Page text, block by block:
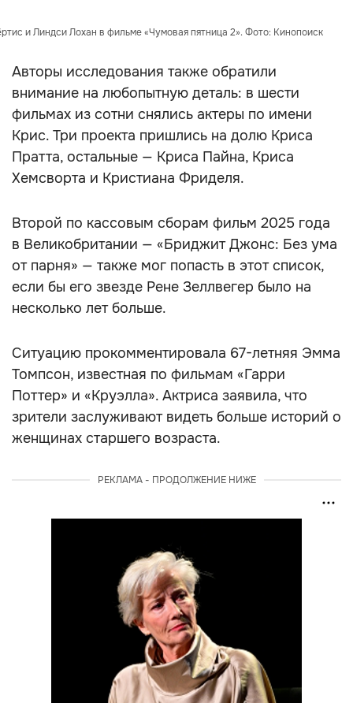
и Линдси Лохан в фильме «Чумовая пятница 2». Фото: Кинопоиск
Авторы исследования также обратили
внимание на любопытную деталь: в шести
фильмах из сотни снялись актеры по имени
Крис. Три проекта пришлись на долю Криса
Пратта, остальные — Криса Пайна, Криса
Хемсворта и Кристиана Фриделя.
Второй по кассовым сборам фильм 2025 года
в Великобритании — «Бриджит Джонс: Без ума
от парня» — также мог попасть в этот список,
если бы его звезде Рене Зеллвегер было на
несколько лет больше.
Ситуацию прокомментировала 67-летняя Эмма
Томпсон, известная по фильмам «Гарри
Поттер» и «Круэлла». Актриса заявила, что
зрители заслуживают видеть больше историй о
женщинах старшего возраста.
РЕКЛАМА - ПРОДОЛЖЕНИЕ НИЖЕ